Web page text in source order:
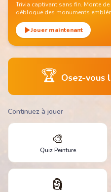
Trivia captivant sans fin. Monte
débloque des monuments
Jouer maintenant
🏆 Osez-vous
Continuez à jouer
🎨
Quiz Peinture
🗿